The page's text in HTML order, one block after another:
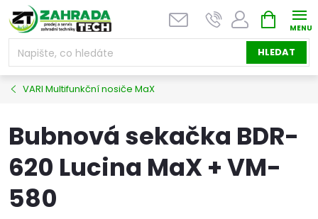
Přejít
na
obsah
HLEDAT
NÁKUPNÍ
KOŠÍK
VARI Multifunkční nosiče MaX
Bubnová sekačka BDR-
620 Lucina MaX + VM-
580